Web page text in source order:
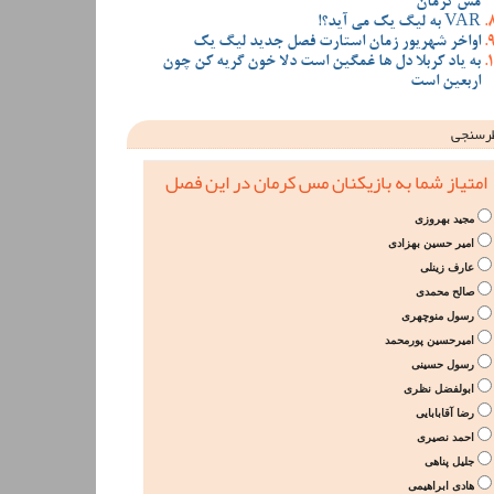
VAR به لیگ یک می آید؟!
اواخر شهریور زمان استارت فصل جدید لیگ یک
به یاد کربلا دل ها غمگین است دلا خون گریه کن چون
اربعین است
امتیاز شما به بازیکنان مس کرمان در این فصل
مجید بهروزی
امیر حسین بهزادی
عارف زینلی
صالح محمدی
رسول منوچهری
امیرحسین پورمحمد
رسول حسینی
ابولفضل نظری
رضا آقابابایی
احمد نصیری
جلیل پناهی
هادی ابراهیمی